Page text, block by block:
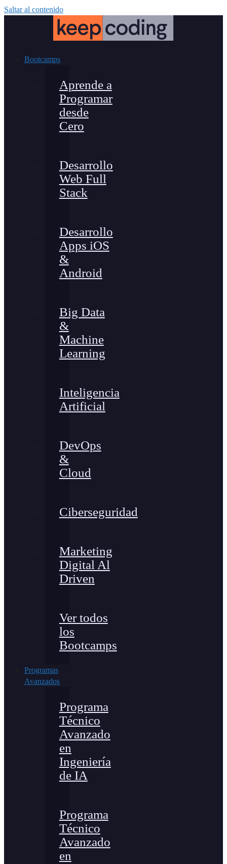
Saltar al contenido
Bootcamps
Aprende a
Programar
desde
Cero
Desarrollo
Web Full
Stack
Desarrollo
Apps iOS
&
Android
Big Data
&
Machine
Learning
Inteligencia
Artificial
DevOps
&
Cloud
Ciberseguridad
Marketing
Digital Al
Driven
Ver todos
los
Bootcamps
Programas
Avanzados
Programa
Técnico
Avanzado
en
Ingeniería
de IA
Programa
Técnico
Avanzado
en